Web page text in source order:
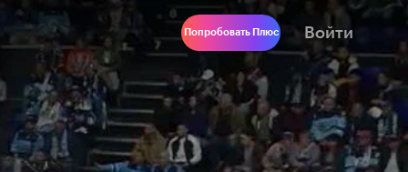
Попробовать Плюс Войти